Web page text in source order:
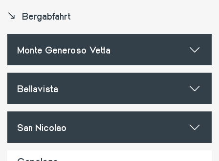
Bergabfahrt
Monte Generoso Vetta
Bellavista
San Nicolao